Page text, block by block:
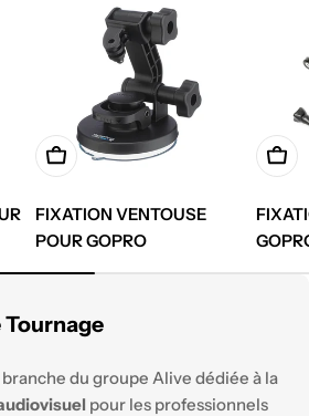
de devis
Ajouter à votre demande de
FIXATION VENTOUSE
POUR GOPRO
Tournage
du groupe Alive dédiée à la
pour les professionnels